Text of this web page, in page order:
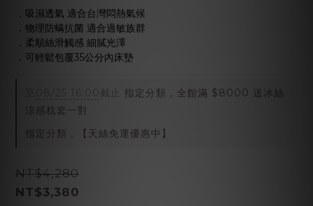
．吸濕透氣 適合台灣悶熱氣候
．物理防螨抗菌 適合過敏族群
．柔順絲滑觸感 細膩光澤
．可輕鬆包覆35公分內床墊
截止
指定分類，全館滿 $8000 送冰絲
涼感枕套一對
指定分類，【天絲免運優惠中】
NT$4,280
NT$3,380